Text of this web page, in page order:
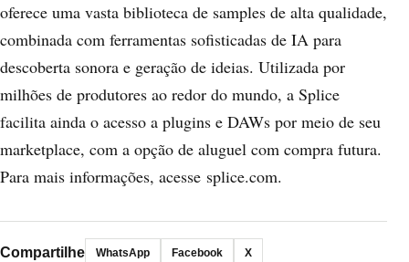
oferece uma vasta biblioteca de samples de alta qualidade,
combinada com ferramentas sofisticadas de IA para
descoberta sonora e geração de ideias. Utilizada por
milhões de produtores ao redor do mundo, a Splice
facilita ainda o acesso a plugins e DAWs por meio de seu
marketplace, com a opção de aluguel com compra futura.
Para mais informações, acesse splice.com.
Compartilhe WhatsApp Facebook X